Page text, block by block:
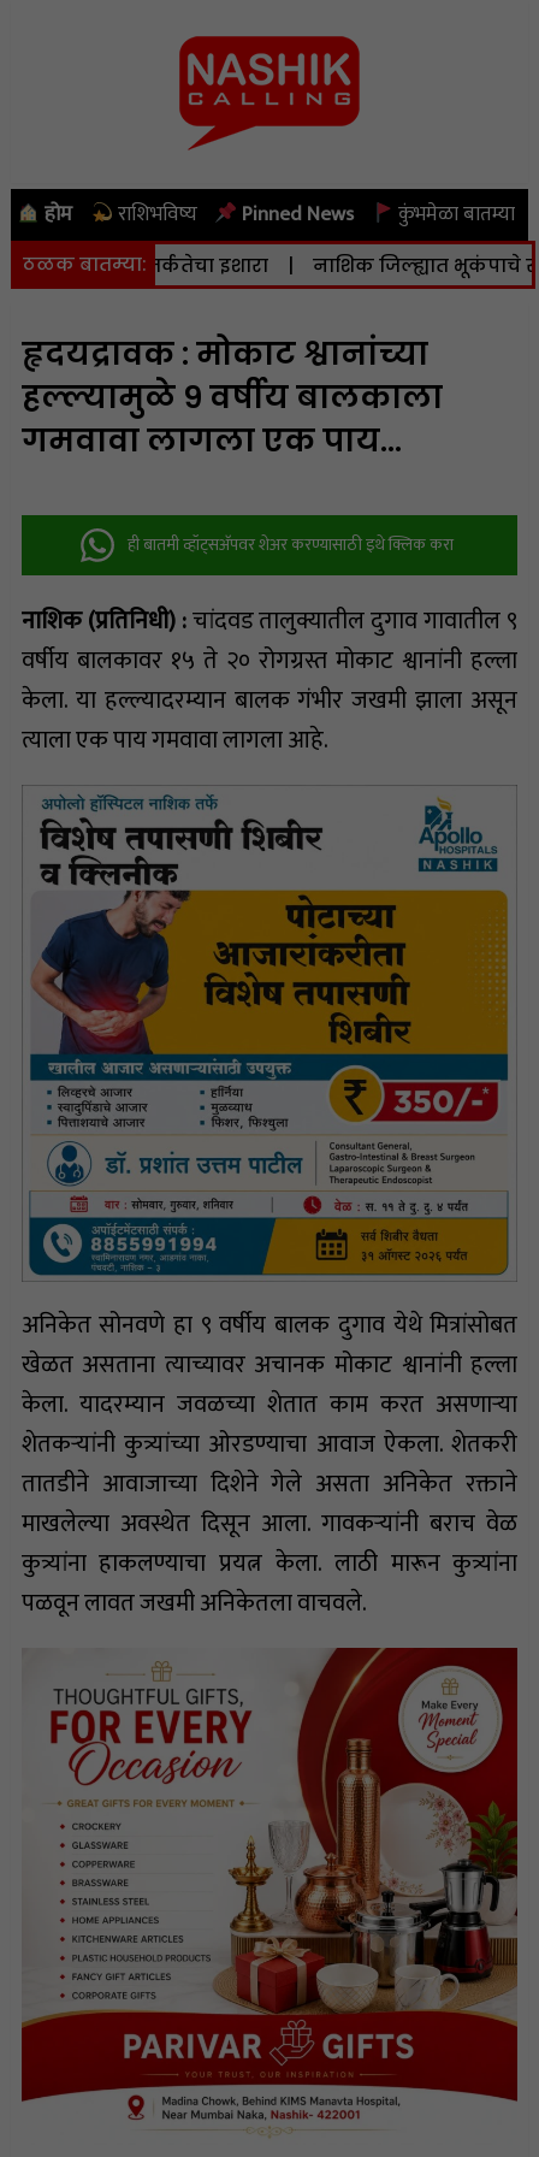
होम राशिभविष्य Pinned News कुंभमेळा बातम्या
ठळक बातम्या:
दिला सतर्कतेचा इशारा | नाशिक जिल्ह्यात भूकंपाचे सौम्य
हृदयद्रावक : मोकाट श्वानांच्या
हल्ल्यामुळे ९ वर्षीय बालकाला
गमवावा लागला एक पाय…
ही बातमी व्हॉट्सअ‍ॅपवर शेअर करण्यासाठी इथे क्लिक करा
नाशिक (प्रतिनिधी) :चांदवड तालुक्यातील दुगाव गावातील ९
वर्षीय बालकावर १५ ते २० रोगग्रस्त मोकाट श्वानांनी हल्ला
केला. या हल्ल्यादरम्यान बालक गंभीर जखमी झाला असून
त्याला एक पाय गमवावा लागला आहे.
अनिकेत सोनवणे हा ९ वर्षीय बालक दुगाव येथे मित्रांसोबत
खेळत असताना त्याच्यावर अचानक मोकाट श्वानांनी हल्ला
केला. यादरम्यान जवळच्या शेतात काम करत असणाऱ्या
शेतकऱ्यांनी कुत्र्यांच्या ओरडण्याचा आवाज ऐकला. शेतकरी
तातडीने आवाजाच्या दिशेने गेले असता अनिकेत रक्ताने
माखलेल्या अवस्थेत दिसून आला. गावकऱ्यांनी बराच वेळ
कुत्र्यांना हाकलण्याचा प्रयत्न केला. लाठी मारून कुत्र्यांना
पळवून लावत जखमी अनिकेतला वाचवले.